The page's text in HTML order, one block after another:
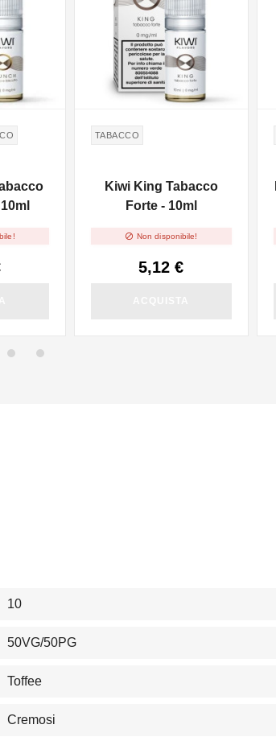
TABACCO
Kiwi King Tabacco
Forte - 10ml
 Non disponibile!
5,12 €
10
50VG/50PG
Toffee
Cremosi